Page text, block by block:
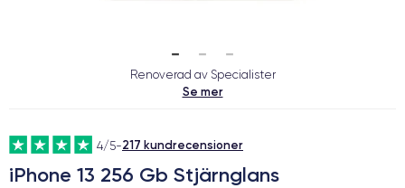
Renoverad av Specialister
Se mer
4/5-217 kundrecensioner
iPhone 13 256 Gb Stjärnglans